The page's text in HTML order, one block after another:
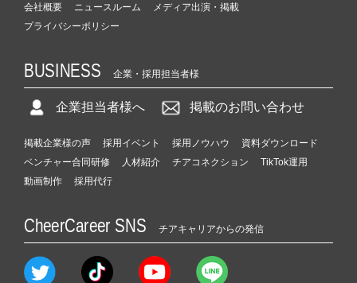
会社概要 ニュースルーム
メディア出演・掲載
プライバシーポリシー
BUSINESS 企業・採用担当者様
企業担当者様へ 掲載のお問い合わせ
掲載企業様の声 採用イベント 採用ノウハウ
資料ダウンロード
ベンチャー合同研修
人材紹介 チアコネクション
TikTok運用
動画制作
採用代行
CheerCareer SNS チアキャリアからの発信